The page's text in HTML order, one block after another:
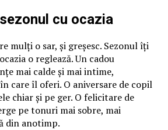
cu ocazia
mulți o sar, și greșesc. Sezonul îți
o reglează. Un cadou
mai calde și mai intime,
care îl oferi. O aniversare de copil
chiar și pe ger. O felicitare de
pe tonuri mai sobre, mai
din anotimp.